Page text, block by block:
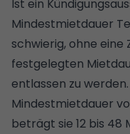
Ist ein
Mindestmietdauer
schwierig, ohne eine
festgelegten
entlassen zu
Mindestmietdauer
beträgt sie 12 bis 48